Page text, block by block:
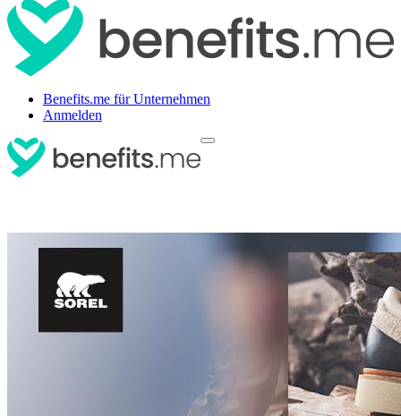
Benefits.me für Unternehmen
Anmelden